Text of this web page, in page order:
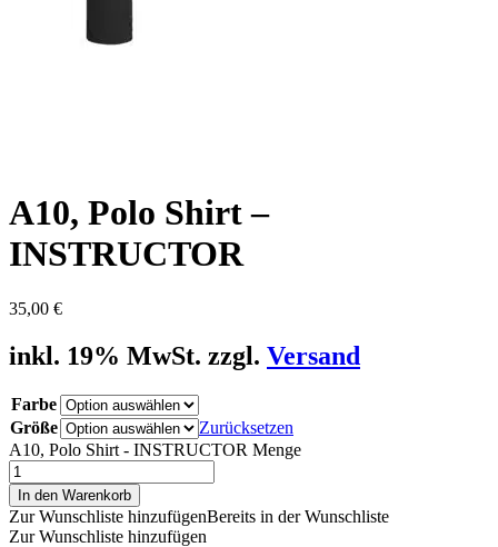
A10, Polo Shirt –
INSTRUCTOR
35,00 €
inkl. 19% MwSt. zzgl. Versand
Farbe
Größe
Zurücksetzen
A10, Polo Shirt - INSTRUCTOR Menge
In den Warenkorb
Zur Wunschliste hinzufügenBereits in der Wunschliste
Zur Wunschliste hinzufügen